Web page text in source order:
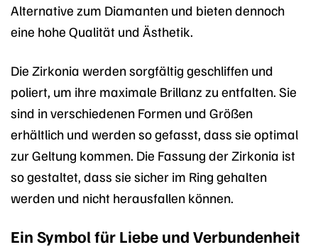
Alternative zum Diamanten und bieten dennoch
eine hohe Qualität und Ästhetik.
Die Zirkonia werden sorgfältig geschliffen und
poliert, um ihre maximale Brillanz zu entfalten. Sie
sind in verschiedenen Formen und Größen
erhältlich und werden so gefasst, dass sie optimal
zur Geltung kommen. Die Fassung der Zirkonia ist
so gestaltet, dass sie sicher im Ring gehalten
werden und nicht herausfallen können.
Ein Symbol für Liebe und Verbundenheit